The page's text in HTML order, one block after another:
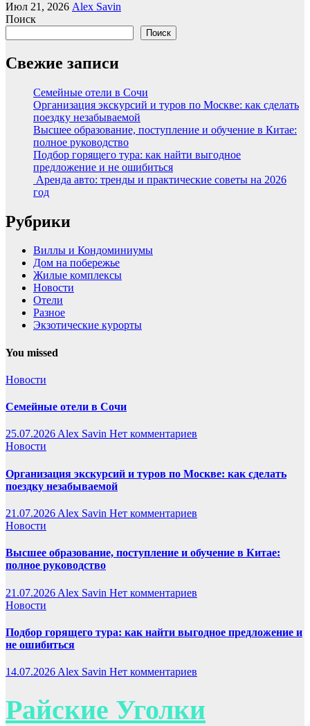
Июл 21, 2026 Alex Savin
Поиск
Поиск
Свежие записи
Семейные отели в Сочи
Организация экскурсий и туров по Москве: как сделать
поездку незабываемой
Высшее образование, поступление и обучение в Китае:
полное руководство
Подбор горящего тура: как найти выгодное
предложение и не ошибиться
Аренда авто: тренды и практические советы на 2026
год
Рубрики
Виллы и Кондоминиумы
Дом на побережье
Жилые комплексы
Новости
Отели
Разное
Экзотические курорты
You missed
Новости
Семейные отели в Сочи
25.07.2026Alex Savin Нет комментариев
Новости
Организация экскурсий и туров по Москве: как сделать
поездку незабываемой
21.07.2026 Alex Savin Нет комментариев
Новости
Высшее образование, поступление и обучение в Китае:
полное руководство
21.07.2026 Alex Savin Нет комментариев
Новости
Подбор горящего тура: как найти выгодное предложение и
не ошибиться
14.07.2026 Alex Savin Нет комментариев
Райские Уголки